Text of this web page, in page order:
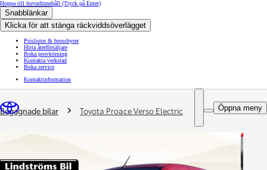
Hoppa till huvudinnehåll (Tryck på Enter)
Snabblänkar
Klicka för att stänga räckviddsöverlägget
Prislistor & broschyrer
Hitta återförsäljare
Boka provkörning
Kontakta verkstad
Boka service
Kontaktinformation
Öppna meny
You are here
Begagnade bilar Toyota Proace Verso Electric